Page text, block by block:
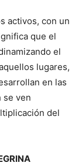
activos, con un
que el
el
lugares,
en las
se ven
del